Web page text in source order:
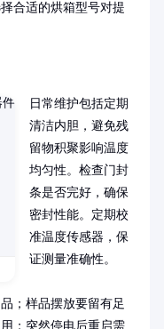
合适的烘箱型号对提
日常维护包括定期
清洁内胆，避免残
留物积聚影响温度
均匀性。检查门封
条是否完好，确保
密封性能。定期校
准温度传感器，保
证测量准确性。
；样品摆放要留有足
；突然停电后重启需